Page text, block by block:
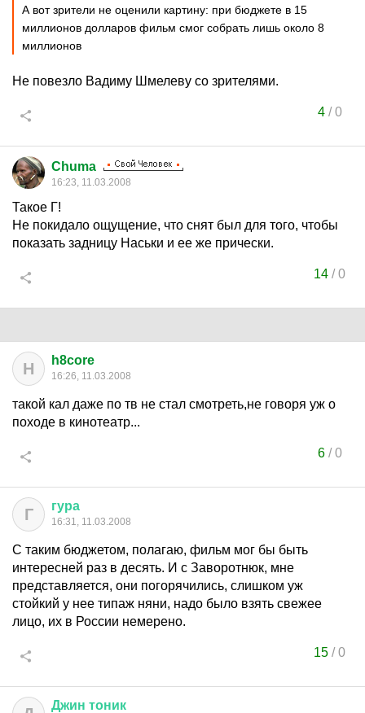
А вот зрители не оценили картину: при бюджете в 15
миллионов долларов фильм смог собрать лишь около 8
миллионов
Не повезло Вадиму Шмелеву со зрителями.
4/0
Chuma
16:23, 11.03.2008
Такое Г!
Не покидало ощущение, что снят был для того, чтобы
показать задницу Наськи и ее же прически.
14 /0
H h8core
16:26, 11.03.2008
такой кал даже по тв не стал смотреть,не говоря уж о
походе в кинотеатр...
6/0
Г гура
16:31, 11.03.2008
С таким бюджетом, полагаю, фильм мог бы быть
интересней раз в десять. И с Заворотнюк, мне
представляется, они погорячились, слишком уж
стойкий у нее типаж няни, надо было взять свежее
лицо, их в России немерено.
15 /0
Джин тоник